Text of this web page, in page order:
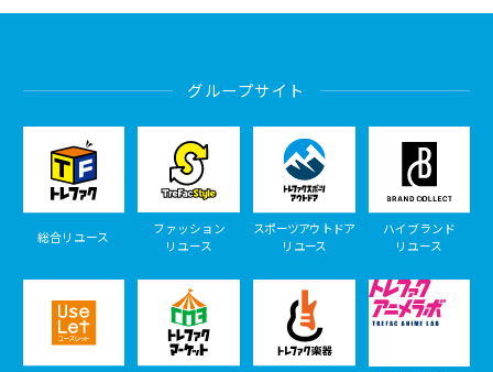
グループサイト
総合リユース
ファッション
リユース
スポーツアウトドア
リユース
ハイブランド
リユース